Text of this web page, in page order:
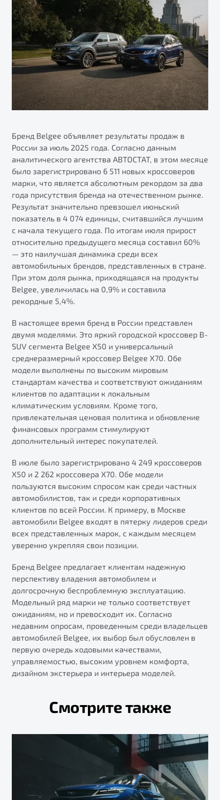
Яркий кроссовер
от 2 219 990 ₽*
В наличии
S50
Элегантный и практичный седан
от 1 699 990 ₽*
Обзор В наличии
X70
Универсальный кроссовер
от 2 499 990 ₽*
Обзор В наличии
Автокредит
Трейд-ин
Страхование
Расчет КАСКО
Узнайте о специальных выгодах при покупке
автомобиля Belgee
Подробно
Автомобили в наличии
Тест-драйв
Спецпредложения
ПОДДЕРЖКА
Гарантия Belgee
Belgee Линк
Belgee Клуб
Belgee Плюс
Реферальная программа
Помощь на дорогах
Будьте еще более уверены на дорогах с программой
"Помощь на дорогах"
Преимущества программы
Запись на сервис
Калькулятор ТО
Клиентская поддержка
О дилерском центре
Правовая информация
Бренд Belgee объявляет результаты продаж в
России за июль 2025 года. Согласно данным
аналитического агентства АВТОСТАТ, в этом месяце
было зарегистрировано 6 511 новых кроссоверов
марки, что является абсолютным рекордом за два
года присутствия бренда на отечественном рынке.
Результат значительно превзошел июньский
показатель в 4 074 единицы, считавшийся лучшим
с начала текущего года. По итогам июля прирост
относительно предыдущего месяца составил 60%
— это наилучшая динамика среди всех
автомобильных брендов, представленных в стране.
При этом доля рынка, приходящаяся на продукты
Belgee, увеличилась на 0,9% и составила
рекордные 5,4%.
В настоящее время бренд в России представлен
двумя моделями. Это яркий городской кроссовер B-
SUV сегмента Belgee X50 и универсальный
среднеразмерный кроссовер Belgee X70. Обе
модели выполнены по высоким мировым
стандартам качества и соответствуют ожиданиям
клиентов по адаптации к локальным
климатическим условиям. Кроме того,
привлекательная ценовая политика и обновление
финансовых программ стимулируют
дополнительный интерес покупателей.
В июле было зарегистрировано 4 249 кроссоверов
X50 и 2 262 кроссовера X70. Обе модели
пользуются высоким спросом как среди частных
автомобилистов, так и среди корпоративных
клиентов по всей России. К примеру, в Москве
автомобили Belgee входят в пятерку лидеров среди
всех представленных марок, с каждым месяцем
уверенно укрепляя свои позиции.
Бренд Belgee предлагает клиентам надежную
перспективу владения автомобилем и
долгосрочную беспроблемную эксплуатацию.
Модельный ряд марки не только соответствует
ожиданиям, но и превосходит их. Согласно
недавним опросам, проведенным среди владельцев
автомобилей Belgee, их выбор был обусловлен в
первую очередь ходовыми качествами,
управляемостью, высоким уровнем комфорта,
дизайном экстерьера и интерьера моделей.
Смотрите также